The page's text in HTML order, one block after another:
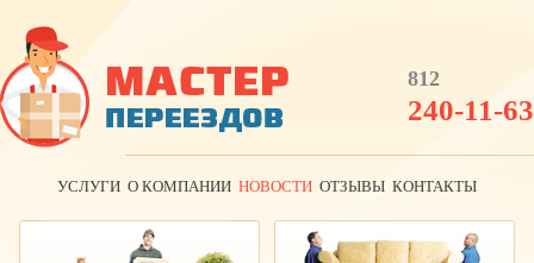
812
240-11-63
УСЛУГИ О КОМПАНИИ НОВОСТИ ОТЗЫВЫ КОНТАКТЫ